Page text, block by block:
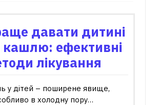
давати дитині
кашлю: ефективні
лікування
у дітей – поширене явище,
в холодну пору…